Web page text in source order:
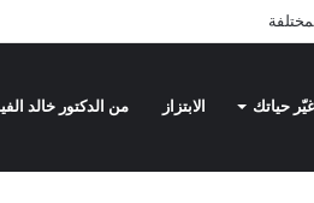
أقدم مما كان معروفاً !
غيّر حياتك الابتزاز من الدكتور خالد